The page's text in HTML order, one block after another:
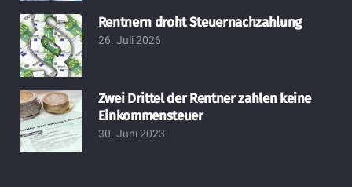
Rentnern droht Steuernachzahlung
26. Juli 2026
Zwei Drittel der Rentner zahlen keine
Einkommensteuer
30. Juni 2023